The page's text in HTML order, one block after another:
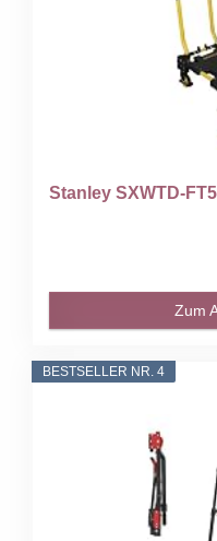
Stanley SXWTD-
Zum
BESTSELLER NR. 4